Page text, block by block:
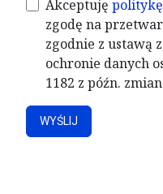
Akceptuję
zgodę na
zgodnie z ustawą
ochronie danych
1182 z późn.
WYŚLIJ